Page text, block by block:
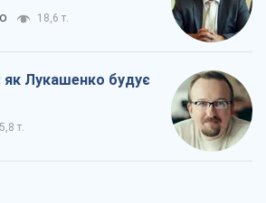
18,6 т.
як Лукашенко будує
т.